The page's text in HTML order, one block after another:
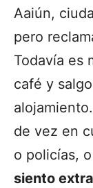
Aaiún,
pero
Todavía es
café y
de vez en
o policías,
siento